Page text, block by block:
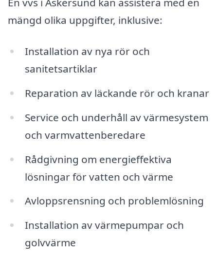
mängd olika uppgifter, inklusive:
Installation av nya rör och
sanitetsartiklar
Reparation av läckande rör och kranar
Service och underhåll av värmesystem
och varmvattenberedare
Rådgivning om energieffektiva
lösningar för vatten och värme
Avloppsrensning och problemlösning
Installation av värmepumpar och
golvvärme